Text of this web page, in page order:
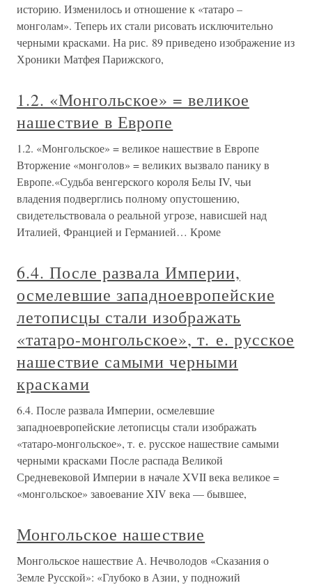
историю. Изменилось и отношение к «татаро –
монголам». Теперь их стали рисовать исключительно
черными красками. На рис. 89 приведено изображение из
Хроники Матфея Парижского,
1.2. «Монгольское» = великое
нашествие в Европе
1.2. «Монгольское» = великое нашествие в Европе
Вторжение «монголов» = великих вызвало панику в
Европе.«Судьба венгерского короля Белы IV, чьи
владения подверглись полному опустошению,
свидетельствовала о реальной угрозе, нависшей над
Италией, Францией и Германией… Кроме
6.4. После развала Империи,
осмелевшие западноевропейские
летописцы стали изображать
«татаро-монгольское», т. е. русское
нашествие самыми черными
красками
6.4. После развала Империи, осмелевшие
западноевропейские летописцы стали изображать
«татаро-монгольское», т. е. русское нашествие самыми
черными красками После распада Великой
Средневековой Империи в начале XVII века великое =
«монгольское» завоевание XIV века — бывшее,
Монгольское нашествие
Монгольское нашествие А. Нечволодов «Сказания о
Земле Русской»: «Глубоко в Азии, у подножий